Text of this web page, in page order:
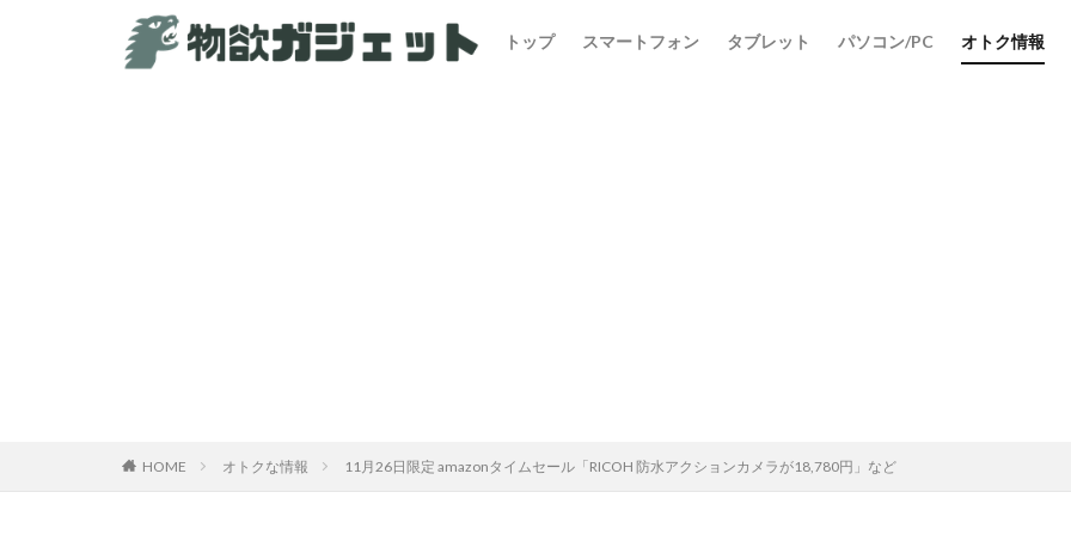
トップ スマートフォン タブレット パソコン/PC オトク情報
HOME オトクな情報 11月26日限定 amazonタイムセール「RICOH 防水アクションカメラが18,780円」など